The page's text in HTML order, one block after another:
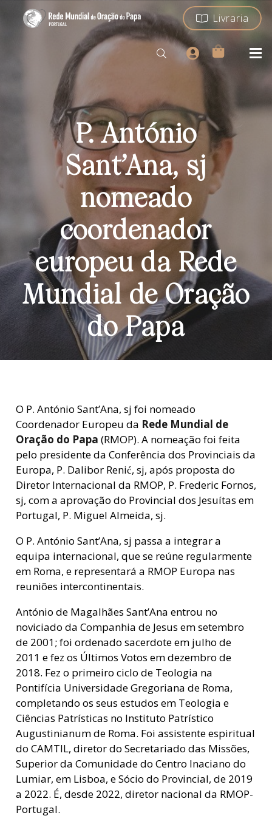
Livraria
P. António
Sant’Ana, sj
nomeado
coordenador
europeu da Rede
Mundial de Oração
do Papa
O P. António Sant’Ana, sj foi nomeado
Coordenador Europeu da Rede Mundial de
Oração do Papa (RMOP). A nomeação foi feita
pelo presidente da Conferência dos Provinciais da
Europa, P. Dalibor Renić, sj, após proposta do
Diretor Internacional da RMOP, P. Frederic Fornos,
sj, com a aprovação do Provincial dos Jesuítas em
Portugal, P. Miguel Almeida, sj.
O P. António Sant’Ana, sj passa a integrar a
equipa internacional, que se reúne regularmente
em Roma, e representará a RMOP Europa nas
reuniões intercontinentais.
António de Magalhães Sant’Ana entrou no
noviciado da Companhia de Jesus em setembro
de 2001; foi ordenado sacerdote em julho de
2011 e fez os Últimos Votos em dezembro de
2018. Fez o primeiro ciclo de Teologia na
Pontifícia Universidade Gregoriana de Roma,
completando os seus estudos em Teologia e
Ciências Patrísticas no Instituto Patrístico
Augustinianum de Roma. Foi assistente espiritual
do CAMTIL, diretor do Secretariado das Missões,
Superior da Comunidade do Centro Inaciano do
Lumiar, em Lisboa, e Sócio do Provincial, de 2019
a 2022. É, desde 2022, diretor nacional da RMOP-
Portugal.